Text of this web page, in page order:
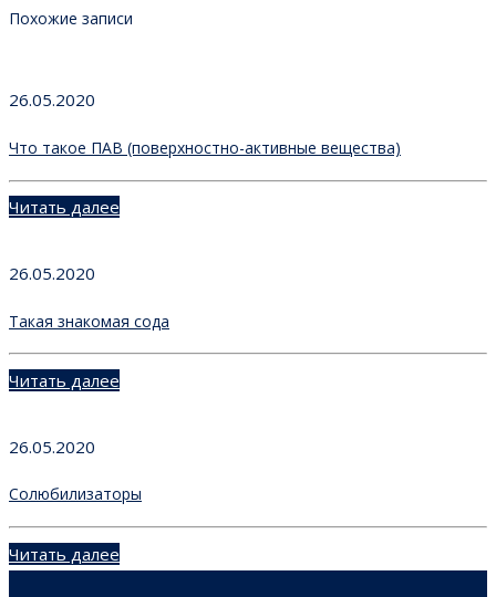
Похожие записи
26.05.2020
Что такое ПАВ (поверхностно-активные вещества)
Читать далее
26.05.2020
Такая знакомая сода
Читать далее
26.05.2020
Солюбилизаторы
Читать далее